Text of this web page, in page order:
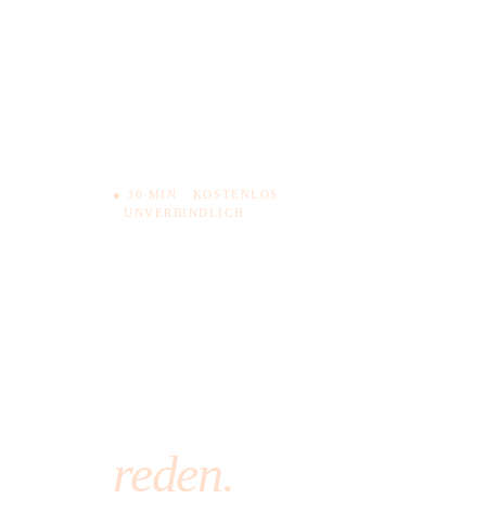
● 30 MIN · KOSTENLOS
· UNVERBINDLICH
reden.